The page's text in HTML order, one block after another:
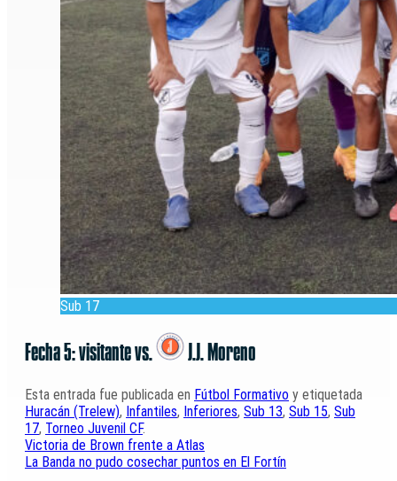
Sub 17
Fecha 5: visitante vs. J.J. Moreno
Esta entrada fue publicada en Fútbol Formativo y etiquetada
Huracán (Trelew), Infantiles, Inferiores, Sub 13, Sub 15, Sub
17, Torneo Juvenil CF.
Victoria de Brown frente a Atlas
La Banda no pudo cosechar puntos en El Fortín